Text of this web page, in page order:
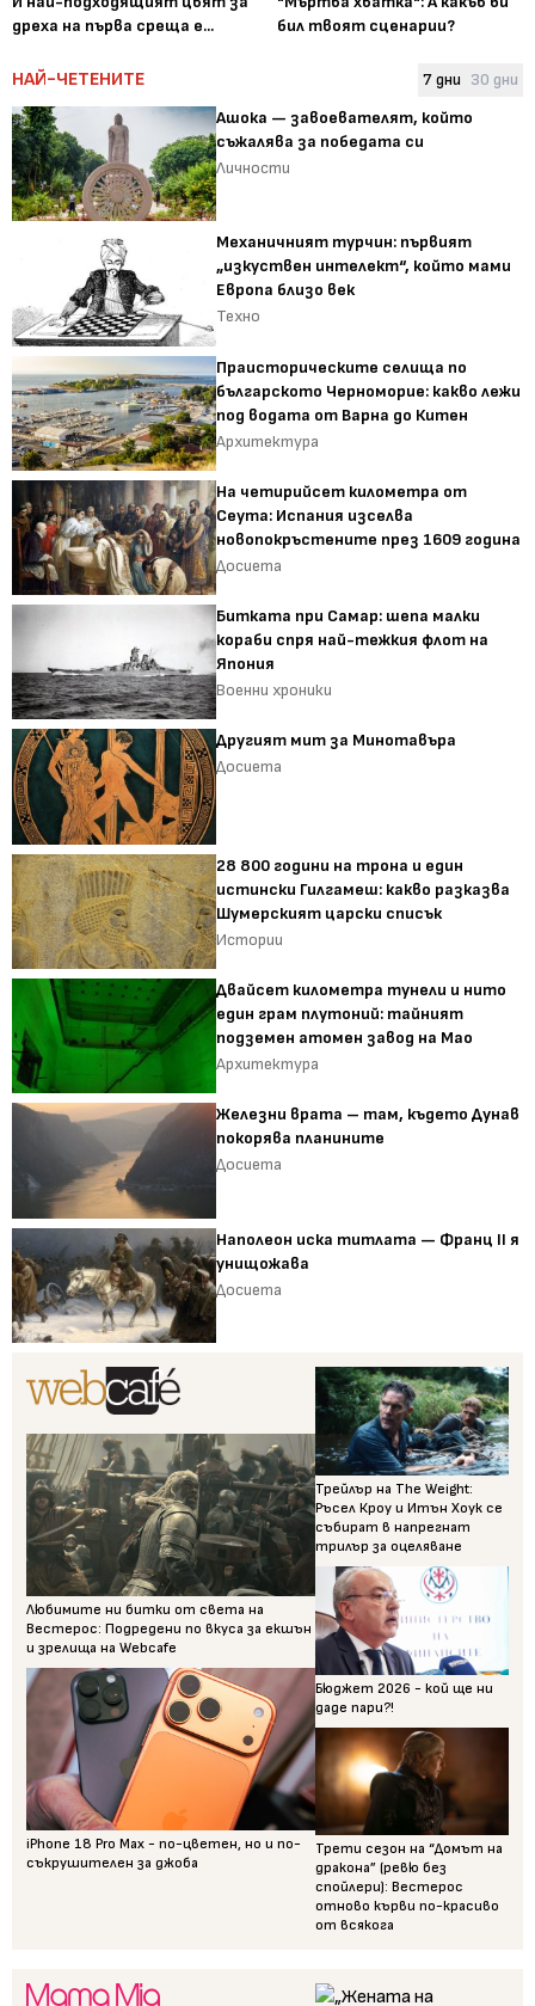
дреха на първа среща е...
бил твоят сценарии?
НАЙ-ЧЕТЕНИТЕ 7 дни 30 дни
Ашока — завоевателят, който
съжалява за победата си
Личности
Механичният турчин: първият
„изкуствен интелект“, който мами
Европа близо век
Техно
Праисторическите селища по
българското Черноморие: какво лежи
под водата от Варна до Китен
Архитектура
На четирийсет километра от
Сеута: Испания изселва
новопокръстените през 1609 година
Досиета
Битката при Самар: шепа малки
кораби спря най-тежкия флот на
Япония
Военни хроники
Другият мит за Минотавъра
Досиета
28 800 години на трона и един
истински Гилгамеш: какво разказва
Шумерският царски списък
Истории
Двайсет километра тунели и нито
един грам плутоний: тайният
подземен атомен завод на Мао
Архитектура
Железни врата – там, където Дунав
покорява планините
Досиета
Наполеон иска титлата — Франц II я
унищожава
Досиета
Любимите ни битки от света на
Вестерос: Подредени по вкуса за екшън
и зрелища на Webcafe
iPhone 18 Pro Max - по-цветен, но и по-
съкрушителен за джоба
Трейлър на The Weight:
Ръсел Кроу и Итън Хоук се
събират в напрегнат
трилър за оцеляване
Бюджет 2026 - кой ще ни
даде пари?!
Трети сезон на “Домът на
дракона” (ревю без
спойлери): Вестерос
отново кърви по-красиво
от всякога